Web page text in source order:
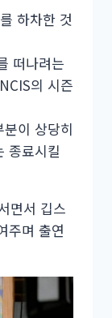
하차한 것
떠나려는
의 시즌
이 상당히
종료시킬
면서 깁스
주며 출연